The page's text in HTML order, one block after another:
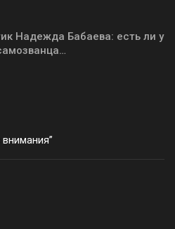
Надежда Бабаева: есть ли у